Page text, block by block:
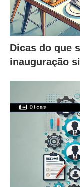
Dicas do que
inauguração